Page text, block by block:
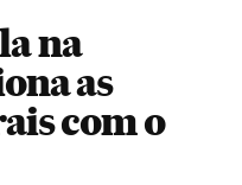
na
as
com o